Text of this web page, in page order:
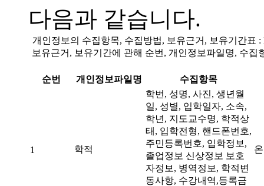
다음과 같습니다.
개인정보의 수집항목, 수집방법, 보유근거, 보유기간표
보유근거, 보유기간에 관해 순번, 개인정보파일명, 수
순번 개인정보파일명 수집항목
1 학적
학번, 성명, 사진, 생년월
일, 성별, 입학일자, 소속,
학년, 지도교수명, 학적상
태, 입학전형, 핸드폰번호,
주민등록번호, 입학정보,
졸업정보 신상정보 보호
자정보, 병역정보, 학적변
동사항, 수강내역,등록금